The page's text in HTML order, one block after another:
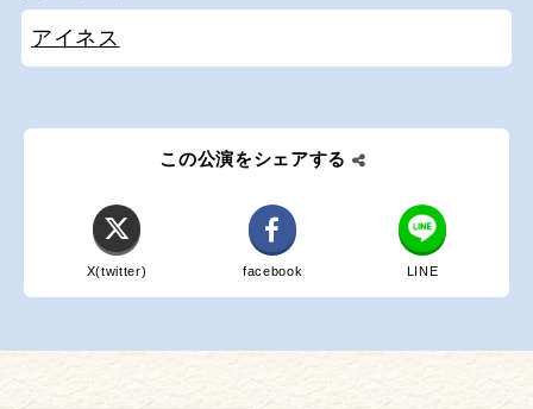
アイネス
この公演をシェアする
X(twitter) facebook LINE